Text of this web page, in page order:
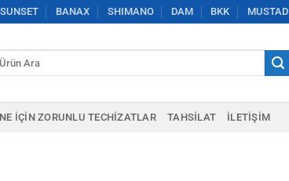
SUNSET BANAX SHIMANO DAM BKK MUSTAD
IÇIN ZORUNLU TECHIZATLAR TAHSILAT İLETIŞIM